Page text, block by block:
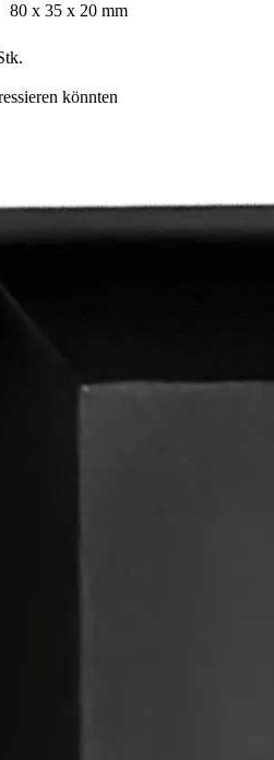
80 x 35 x 20 mm
könnten